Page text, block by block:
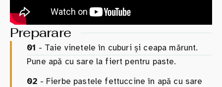
Preparare
01 - Taie vinetele în cuburi și ceapa mărunt.
Pune apă cu sare la fiert pentru paste.
02 - Fierbe pastele fettuccine în apă cu sare